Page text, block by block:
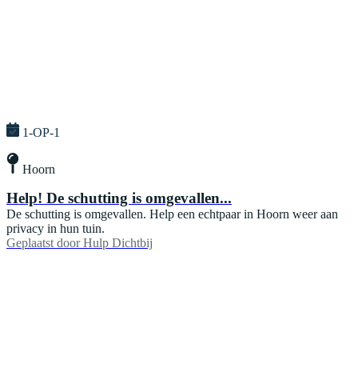
1-OP-1
Hoorn
Help! De schutting is omgevallen...
De schutting is omgevallen. Help een echtpaar in Hoorn weer aan
privacy in hun tuin.
Geplaatst door Hulp Dichtbij